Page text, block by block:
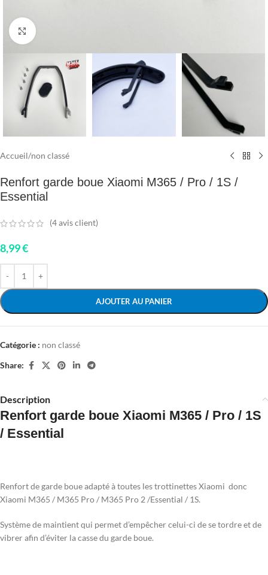
Click to enlarge
Accueil/non classé
Renfort garde boue Xiaomi M365 / Pro / 1S /
Essential
(4avis client)
8,99€
AJOUTER AU PANIER
Catégorie : non classé
Share:
Description
Renfort garde boue Xiaomi M365 / Pro / 1S
/ Essential
Renfort de garde boue adapté à toutes les trottinettes Xiaomi donc
Xiaomi M365 / M365 Pro / M365 Pro 2 /Essential / 1S.
Système de maintient qui permet d’empêcher celui-ci de se tordre et de
vibrer afin d’éviter la casse du garde boue.